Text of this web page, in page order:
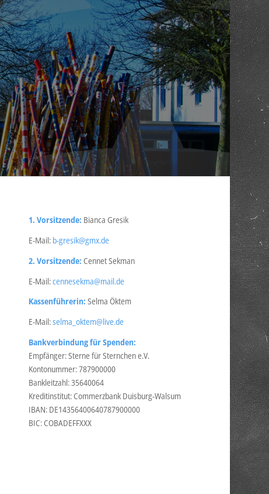
1. Vorsitzende: Bianca Gresik
E-Mail: b-gresik@gmx.de
2. Vorsitzende: Cennet Sekman
E-Mail:cennesekma@mail.de
Kassenführerin:Selma Öktem
E-Mail:selma_oktem@live.de
Bankverbindung für Spenden:
Empfänger: Sterne für Sternchen e.V.
Kontonummer: 787900000
Bankleitzahl: 35640064
Kreditinstitut: Commerzbank Duisburg-Walsum
IBAN: DE14356400640787900000
BIC: COBADEFFXXX